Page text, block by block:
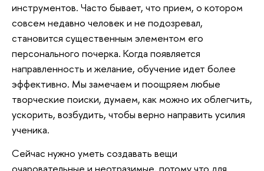
инструментов. Часто бывает, что прием, о котором
совсем недавно человек и не подозревал,
становится существенным элементом его
персонального почерка. Когда появляется
направленность и желание, обучение идет более
эффективно. Мы замечаем и поощряем любые
творческие поиски, думаем, как можно их облегчить,
ускорить, возбудить, чтобы верно направить усилия
ученика.
Сейчас нужно уметь создавать вещи